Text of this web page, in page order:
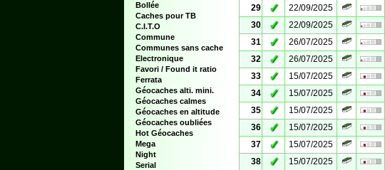
Bollée
Caches pour TB
C.I.T.O
Commune
Communes sans cache
Electronique
Favori / Found it ratio
Ferrata
Géocaches alti. mini.
Géocaches calmes
Géocaches en altitude
Géocaches oubliées
Hot Géocaches
Mega
Night
Serial
29
✓ 22/09/2025
30
✓ 22/09/2025
31
✓ 26/07/2025
32
✓ 26/07/2025
33
✓ 15/07/2025
34
✓ 15/07/2025
35
✓ 15/07/2025
36
✓ 15/07/2025
37
✓ 15/07/2025
38
✓ 15/07/2025